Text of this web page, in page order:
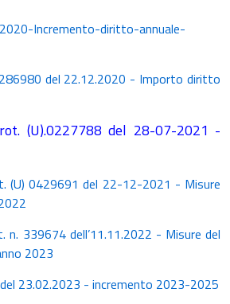
Incremento-diritto-annuale-
del 22.12.2020 - Importo diritto
(U).0227788 del 28-07-2021 -
(U) 0429691 del 22-12-2021 - Misure
n. 339674 dell’11.11.2022 - Misure del
2023
23.02.2023 - incremento 2023-2025